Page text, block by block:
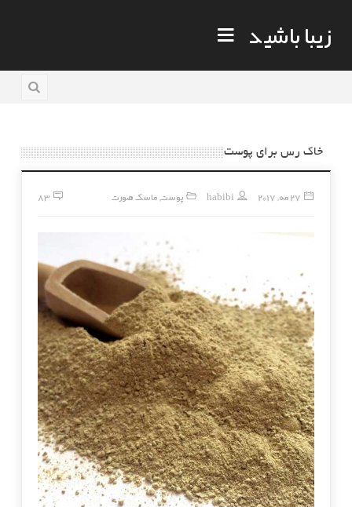
زیبا باشید
خاک رس برای پوست
27 مه, 2017 habibi پوست, ماسک صورت 83